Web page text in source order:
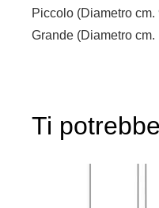
Piccolo (Diametro
Grande (Diametro
Ti